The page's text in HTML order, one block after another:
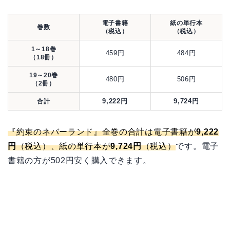
巻数
電子書籍
（税込）
紙の単行本
（税込）
1～18巻
（18冊）
459円 484円
19～20巻
（2冊）
480円 506円
合計 9,222円 9,724円
『約束のネバーランド』全巻の合計は電子書籍が9,222
円（税込）、紙の単行本が9,724円（税込）です。電子
書籍の方が502円安く購入できます。